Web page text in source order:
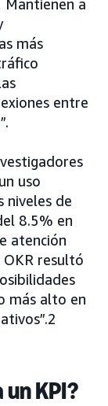
a
más
entre
uso
niveles de
8.5% en
atención
resultó
más alto en
un KPI?